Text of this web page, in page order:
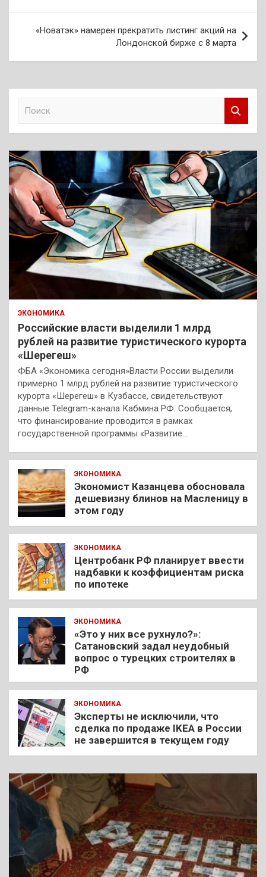
записям
«Новатэк» намерен прекратить листинг акций на
Лондонской бирже с 8 марта
к
ЭКОНОМИКА
Российские власти выделили 1 млрд
рублей на развитие туристического курорта
«Шерегеш»
ФБА «Экономика сегодня»Власти России выделили
примерно 1 млрд рублей на развитие туристического
курорта «Шерегеш» в Кузбассе, свидетельствуют
данные Telegram-канала Кабмина РФ. Сообщается,
что финансирование проводится в рамках
государственной программы «Развитие…
ЭКОНОМИКА
Экономист Казанцева обосновала
дешевизну блинов на Масленицу в
этом году
ЭКОНОМИКА
Центробанк РФ планирует ввести
надбавки к коэффициентам риска
по ипотеке
ЭКОНОМИКА
«Это у них все рухнуло?»:
Сатановский задал неудобный
вопрос о турецких строителях в
РФ
ЭКОНОМИКА
Эксперты не исключили, что
сделка по продаже IKEA в России
не завершится в текущем году